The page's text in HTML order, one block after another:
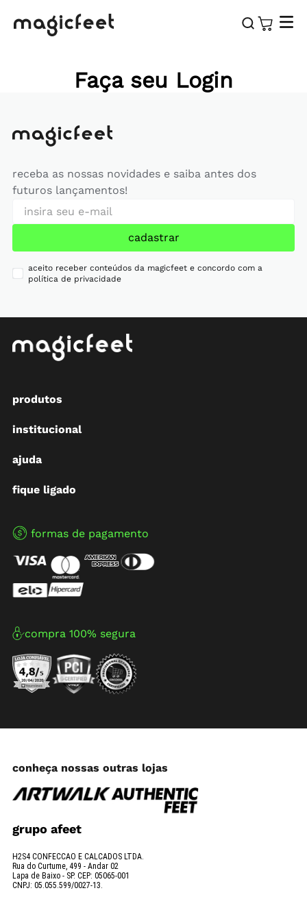
Faça seu Login
receba as nossas novidades e saiba antes dos
futuros lançamentos!
cadastrar
aceito receber conteúdos da magicfeet e concordo com a
política de privacidade
produtos
institucional
ajuda
fique ligado
formas de pagamento
compra 100% segura
conheça nossas outras lojas
grupo afeet
H2S4 CONFECCAO E CALCADOS LTDA.
Rua do Curtume, 499 - Andar 02
Lapa de Baixo - SP. CEP: 05065-001
CNPJ: 05.055.599/0027-13.